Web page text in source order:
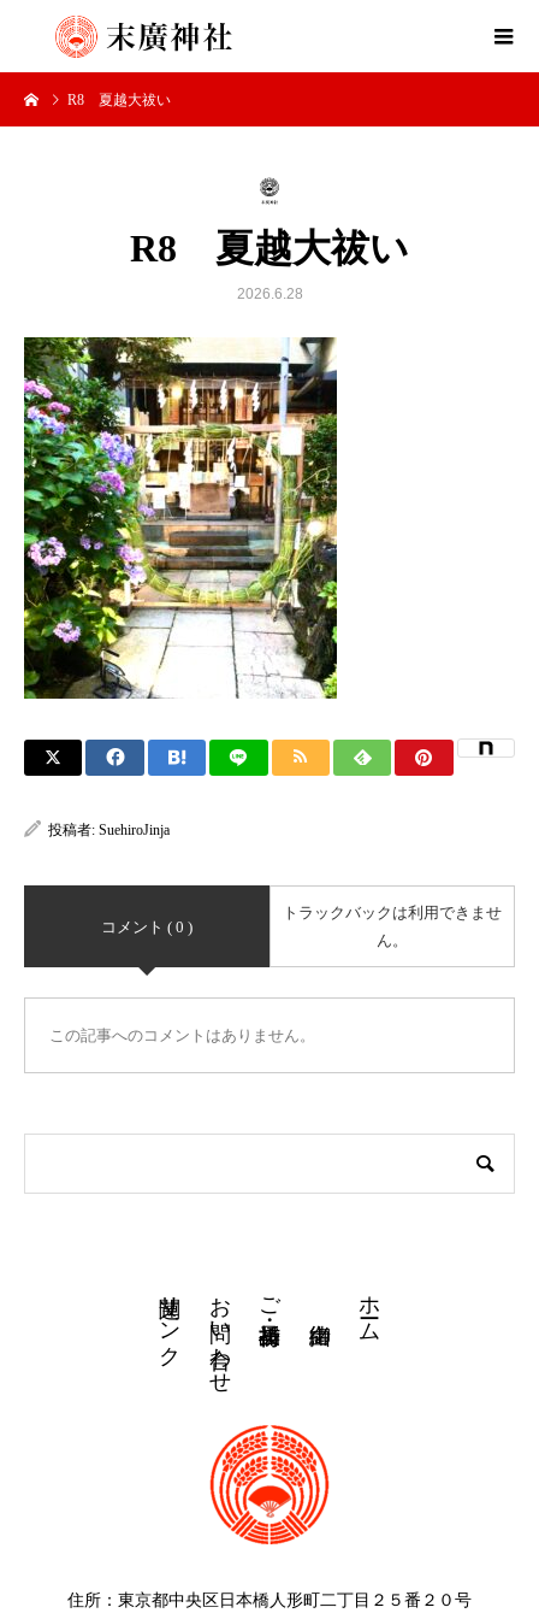
R8 夏越大祓い
R8 夏越大祓い
2026.6.28
投稿者: SuehiroJinja
コメント ( 0 )
トラックバックは利用できませ
ん。
この記事へのコメントはありません。
ホーム
ご祈祷・授与品
お問い合わせ
関連リンク
住所：東京都中央区日本橋人形町二丁目２５番２０号